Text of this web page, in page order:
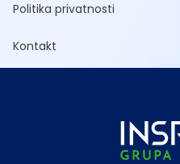
Politika privatnosti
Kontakt